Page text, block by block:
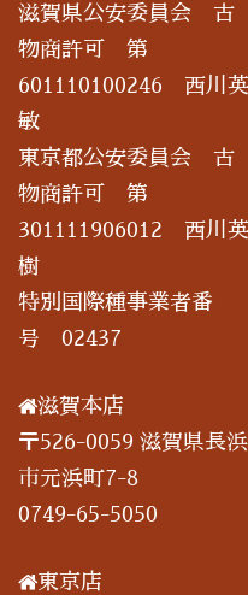
滋賀県公安委員会 古
物商許可 第
601110100246 西川英
敏
東京都公安委員会 古
物商許可 第
301111906012 西川英
樹
特別国際種事業者番
号 02437
滋賀本店
〒526-0059 滋賀県長浜
市元浜町7-8
0749-65-5050
東京店